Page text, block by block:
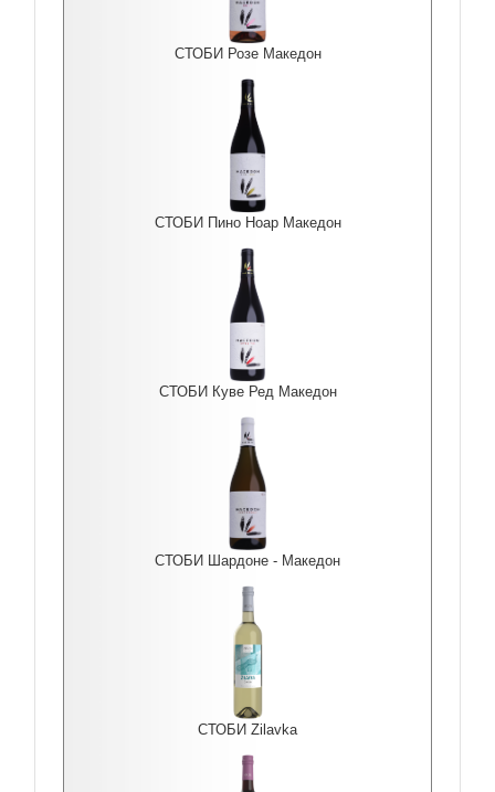
СТОБИ Розе Македон
СТОБИ Пино Ноар Македон
СТОБИ Куве Ред Македон
СТОБИ Шардоне - Македон
СТОБИ Zilavka